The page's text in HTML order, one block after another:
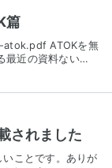
篇
ATOKを無
最近の資料ない…
されました
ことです。ありが